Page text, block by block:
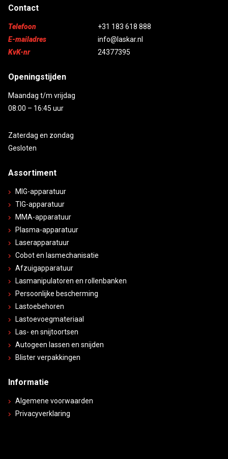
Contact
Telefoon
+31 183 618 888
E-mailadres
info@laskar.nl
KvK-nr
24377395
Openingstijden
Maandag t/m vrijdag
08:00 – 16:45 uur
Zaterdag en zondag
Gesloten
Assortiment
MIG-apparatuur
TIG-apparatuur
MMA-apparatuur
Plasma-apparatuur
Laserapparatuur
Cobot en lasmechanisatie
Afzuigapparatuur
Lasmanipulatoren en rollenbanken
Persoonlijke bescherming
Lastoebehoren
Lastoevoegmateriaal
Las- en snijtoortsen
Autogeen lassen en snijden
Blister verpakkingen
Informatie
Algemene voorwaarden
Privacyverklaring